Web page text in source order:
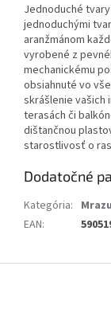
Jednoduché
jednoduchými
aranžmánom
vyrobené z
mechanickému
obsiahnuté vo
skrášlenie vašich
terasách či
dištančnou
starostlivosť o
Dodatočné
Kategória:
EAN: